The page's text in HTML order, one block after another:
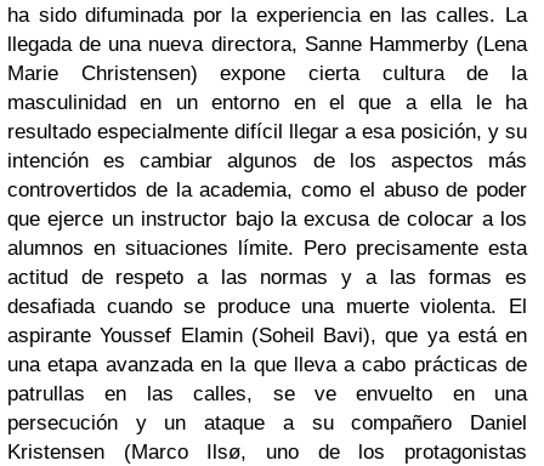
ha sido difuminada por la experiencia en las calles. La
llegada de una nueva directora, Sanne Hammerby (Lena
Marie Christensen) expone cierta cultura de la
masculinidad en un entorno en el que a ella le ha
resultado especialmente difícil llegar a esa posición, y su
intención es cambiar algunos de los aspectos más
controvertidos de la academia, como el abuso de poder
que ejerce un instructor bajo la excusa de colocar a los
alumnos en situaciones límite. Pero precisamente esta
actitud de respeto a las normas y a las formas es
desafiada cuando se produce una muerte violenta. El
aspirante Youssef Elamin (Soheil Bavi), que ya está en
una etapa avanzada en la que lleva a cabo prácticas de
patrullas en las calles, se ve envuelto en una
persecución y un ataque a su compañero Daniel
Kristensen (Marco Ilsø, uno de los protagonistas